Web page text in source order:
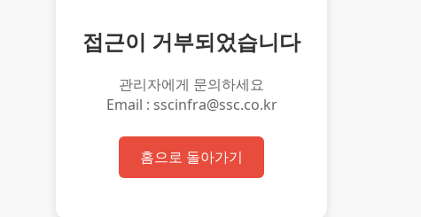
접근이 거부되었습니다
관리자에게 문의하세요
Email : sscinfra@ssc.co.kr
홈으로 돌아가기